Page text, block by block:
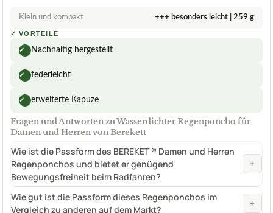
Klein und kompakt +++ besonders leicht | 259 g
✓ VORTEILE
✓ Nachhaltig hergestellt
✓ federleicht
✓ erweiterte Kapuze
Fragen und Antworten zu Wasserdichter Regenponcho für
Damen und Herren von Berekett
Wie ist die Passform des BEREKET ® Damen und Herren
Regenponchos und bietet er genügend
Bewegungsfreiheit beim Radfahren?
+
Wie gut ist die Passform dieses Regenponchos im
Vergleich zu anderen auf dem Markt?
+